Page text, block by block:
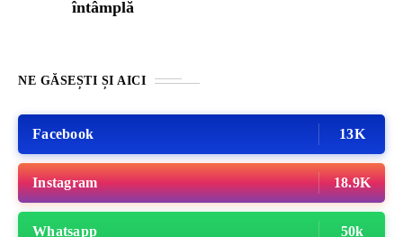
întâmplă
NE GĂSEȘTI ȘI AICI
Facebook 13K
Instagram 18.9K
Whatsapp 50k